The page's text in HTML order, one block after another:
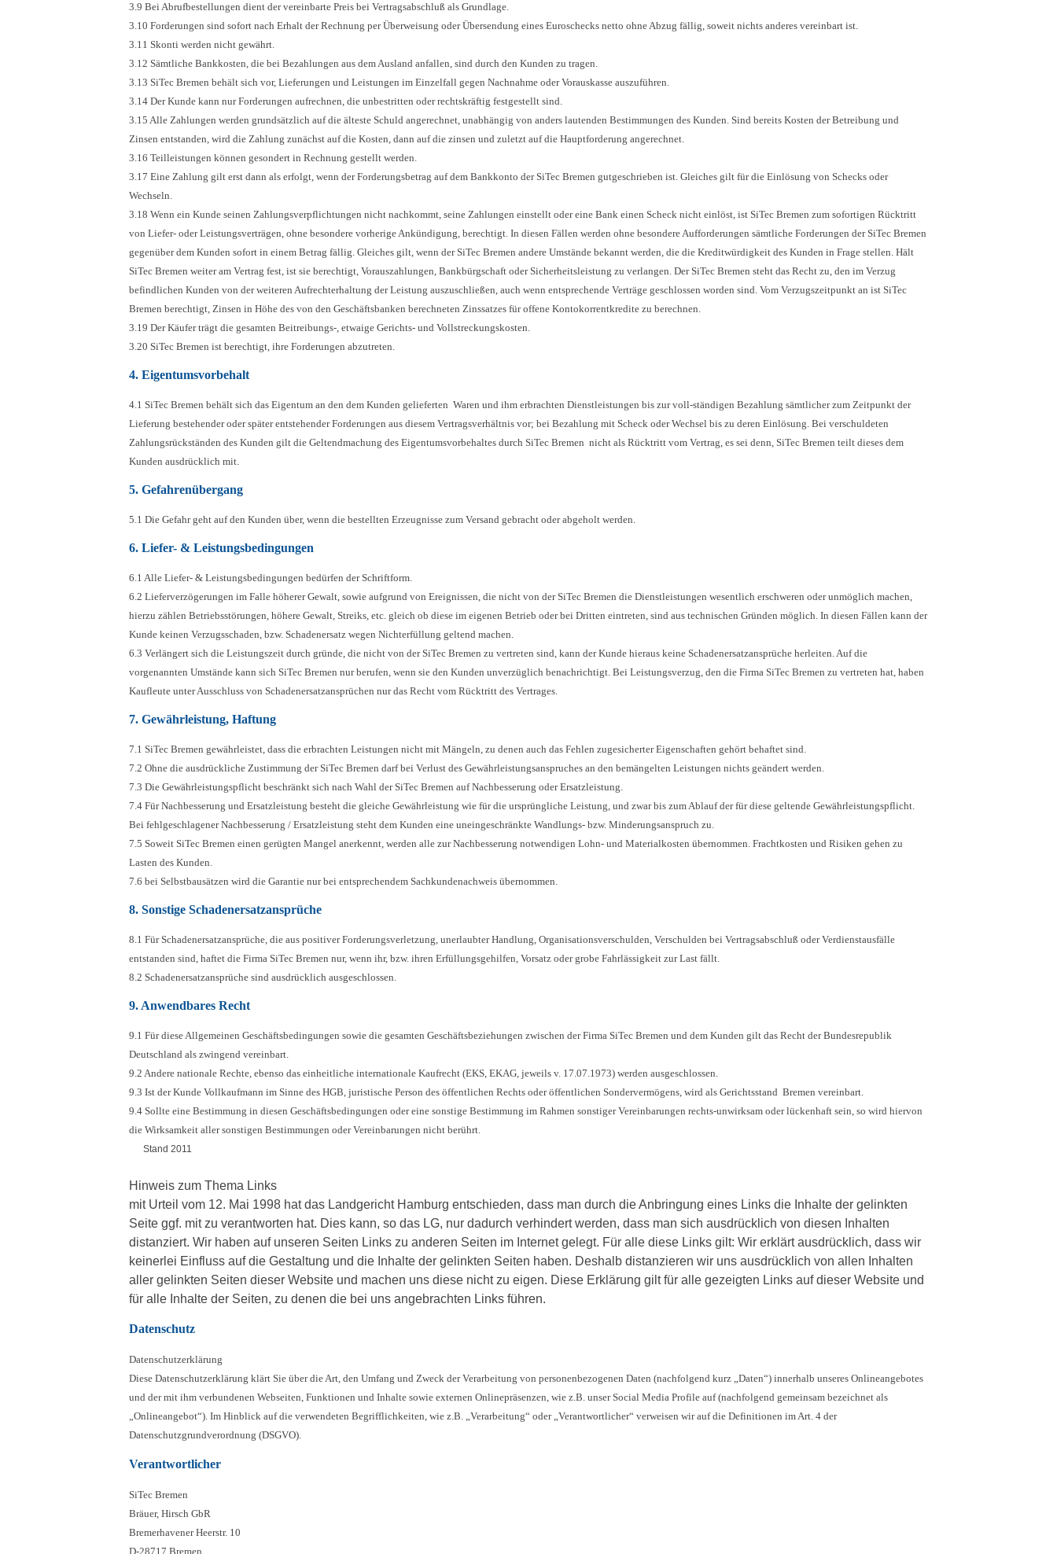
3.9 Bei Abrufbestellungen dient der vereinbarte Preis bei Vertragsabschluß als Grundlage.
3.10 Forderungen sind sofort nach Erhalt der Rechnung per Überweisung oder Übersendung eines Euroschecks netto ohne Abzug fällig, soweit nichts anderes vereinbart ist.
3.11 Skonti werden nicht gewährt.
3.12 Sämtliche Bankkosten, die bei Bezahlungen aus dem Ausland anfallen, sind durch den Kunden zu tragen.
3.13 SiTec Bremen behält sich vor, Lieferungen und Leistungen im Einzelfall gegen Nachnahme oder Vorauskasse auszuführen.
3.14 Der Kunde kann nur Forderungen aufrechnen, die unbestritten oder rechtskräftig festgestellt sind.
3.15 Alle Zahlungen werden grundsätzlich auf die älteste Schuld angerechnet, unabhängig von anders lautenden Bestimmungen des Kunden. Sind bereits Kosten der Betreibung und
Zinsen entstanden, wird die Zahlung zunächst auf die Kosten, dann auf die zinsen und zuletzt auf die Hauptforderung angerechnet.
3.16 Teilleistungen können gesondert in Rechnung gestellt werden.
3.17 Eine Zahlung gilt erst dann als erfolgt, wenn der Forderungsbetrag auf dem Bankkonto der SiTec Bremen gutgeschrieben ist. Gleiches gilt für die Einlösung von Schecks oder
Wechseln.
3.18 Wenn ein Kunde seinen Zahlungsverpflichtungen nicht nachkommt, seine Zahlungen einstellt oder eine Bank einen Scheck nicht einlöst, ist SiTec Bremen zum sofortigen Rücktritt
von Liefer- oder Leistungsverträgen, ohne besondere vorherige Ankündigung, berechtigt. In diesen Fällen werden ohne besondere Aufforderungen sämtliche Forderungen der SiTec Bremen
gegenüber dem Kunden sofort in einem Betrag fällig. Gleiches gilt, wenn der SiTec Bremen andere Umstände bekannt werden, die die Kreditwürdigkeit des Kunden in Frage stellen. Hält
SiTec Bremen weiter am Vertrag fest, ist sie berechtigt, Vorauszahlungen, Bankbürgschaft oder Sicherheitsleistung zu verlangen. Der SiTec Bremen steht das Recht zu, den im Verzug
befindlichen Kunden von der weiteren Aufrechterhaltung der Leistung auszuschließen, auch wenn entsprechende Verträge geschlossen worden sind. Vom Verzugszeitpunkt an ist SiTec
Bremen berechtigt, Zinsen in Höhe des von den Geschäftsbanken berechneten Zinssatzes für offene Kontokorrentkredite zu berechnen.
3.19 Der Käufer trägt die gesamten Beitreibungs-, etwaige Gerichts- und Vollstreckungskosten.
3.20 SiTec Bremen ist berechtigt, ihre Forderungen abzutreten.
4. Eigentumsvorbehalt
4.1 SiTec Bremen behält sich das Eigentum an den dem Kunden gelieferten Waren und ihm erbrachten Dienstleistungen bis zur voll-ständigen Bezahlung sämtlicher zum Zeitpunkt der
Lieferung bestehender oder später entstehender Forderungen aus diesem Vertragsverhältnis vor; bei Bezahlung mit Scheck oder Wechsel bis zu deren Einlösung. Bei verschuldeten
Zahlungsrückständen des Kunden gilt die Geltendmachung des Eigentumsvorbehaltes durch SiTec Bremen nicht als Rücktritt vom Vertrag, es sei denn, SiTec Bremen teilt dieses dem
Kunden ausdrücklich mit.
5. Gefahrenübergang
5.1 Die Gefahr geht auf den Kunden über, wenn die bestellten Erzeugnisse zum Versand gebracht oder abgeholt werden.
6. Liefer- & Leistungsbedingungen
6.1 Alle Liefer- & Leistungsbedingungen bedürfen der Schriftform.
6.2 Lieferverzögerungen im Falle höherer Gewalt, sowie aufgrund von Ereignissen, die nicht von der SiTec Bremen die Dienstleistungen wesentlich erschweren oder unmöglich machen,
hierzu zählen Betriebsstörungen, höhere Gewalt, Streiks, etc. gleich ob diese im eigenen Betrieb oder bei Dritten eintreten, sind aus technischen Gründen möglich. In diesen Fällen kann der
Kunde keinen Verzugsschaden, bzw. Schadenersatz wegen Nichterfüllung geltend machen.
6.3 Verlängert sich die Leistungszeit durch gründe, die nicht von der SiTec Bremen zu vertreten sind, kann der Kunde hieraus keine Schadenersatzansprüche herleiten. Auf die
vorgenannten Umstände kann sich SiTec Bremen nur berufen, wenn sie den Kunden unverzüglich benachrichtigt. Bei Leistungsverzug, den die Firma SiTec Bremen zu vertreten hat, haben
Kaufleute unter Ausschluss von Schadenersatzansprüchen nur das Recht vom Rücktritt des Vertrages.
7. Gewährleistung, Haftung
7.1 SiTec Bremen gewährleistet, dass die erbrachten Leistungen nicht mit Mängeln, zu denen auch das Fehlen zugesicherter Eigenschaften gehört behaftet sind.
7.2 Ohne die ausdrückliche Zustimmung der SiTec Bremen darf bei Verlust des Gewährleistungsanspruches an den bemängelten Leistungen nichts geändert werden.
7.3 Die Gewährleistungspflicht beschränkt sich nach Wahl der SiTec Bremen auf Nachbesserung oder Ersatzleistung.
7.4 Für Nachbesserung und Ersatzleistung besteht die gleiche Gewährleistung wie für die ursprüngliche Leistung, und zwar bis zum Ablauf der für diese geltende Gewährleistungspflicht.
Bei fehlgeschlagener Nachbesserung / Ersatzleistung steht dem Kunden eine uneingeschränkte Wandlungs- bzw. Minderungsanspruch zu.
7.5 Soweit SiTec Bremen einen gerügten Mangel anerkennt, werden alle zur Nachbesserung notwendigen Lohn- und Materialkosten übernommen. Frachtkosten und Risiken gehen zu
Lasten des Kunden.
7.6 bei Selbstbausätzen wird die Garantie nur bei entsprechendem Sachkundenachweis übernommen.
8. Sonstige Schadenersatzansprüche
8.1 Für Schadenersatzansprüche, die aus positiver Forderungsverletzung, unerlaubter Handlung, Organisationsverschulden, Verschulden bei Vertragsabschluß oder Verdienstausfälle
entstanden sind, haftet die Firma SiTec Bremen nur, wenn ihr, bzw. ihren Erfüllungsgehilfen, Vorsatz oder grobe Fahrlässigkeit zur Last fällt.
8.2 Schadenersatzansprüche sind ausdrücklich ausgeschlossen.
9. Anwendbares Recht
9.1 Für diese Allgemeinen Geschäftsbedingungen sowie die gesamten Geschäftsbeziehungen zwischen der Firma SiTec Bremen und dem Kunden gilt das Recht der Bundesrepublik
Deutschland als zwingend vereinbart.
9.2 Andere nationale Rechte, ebenso das einheitliche internationale Kaufrecht (EKS, EKAG, jeweils v. 17.07.1973) werden ausgeschlossen.
9.3 Ist der Kunde Vollkaufmann im Sinne des HGB, juristische Person des öffentlichen Rechts oder öffentlichen Sondervermögens, wird als Gerichtsstand Bremen vereinbart.
9.4 Sollte eine Bestimmung in diesen Geschäftsbedingungen oder eine sonstige Bestimmung im Rahmen sonstiger Vereinbarungen rechts-unwirksam oder lückenhaft sein, so wird hiervon
die Wirksamkeit aller sonstigen Bestimmungen oder Vereinbarungen nicht berührt.
Stand 2011
Hinweis zum Thema Links
mit Urteil vom 12. Mai 1998 hat das Landgericht Hamburg entschieden, dass man durch die Anbringung eines Links die Inhalte der gelinkten
Seite ggf. mit zu verantworten hat. Dies kann, so das LG, nur dadurch verhindert werden, dass man sich ausdrücklich von diesen Inhalten
distanziert. Wir haben auf unseren Seiten Links zu anderen Seiten im Internet gelegt. Für alle diese Links gilt: Wir erklärt ausdrücklich, dass wir
keinerlei Einfluss auf die Gestaltung und die Inhalte der gelinkten Seiten haben. Deshalb distanzieren wir uns ausdrücklich von allen Inhalten
aller gelinkten Seiten dieser Website und machen uns diese nicht zu eigen. Diese Erklärung gilt für alle gezeigten Links auf dieser Website und
für alle Inhalte der Seiten, zu denen die bei uns angebrachten Links führen.
Datenschutz
Datenschutzerklärung
Diese Datenschutzerklärung klärt Sie über die Art, den Umfang und Zweck der Verarbeitung von personenbezogenen Daten (nachfolgend kurz „Daten“) innerhalb unseres Onlineangebotes
und der mit ihm verbundenen Webseiten, Funktionen und Inhalte sowie externen Onlinepräsenzen, wie z.B. unser Social Media Profile auf (nachfolgend gemeinsam bezeichnet als
„Onlineangebot“). Im Hinblick auf die verwendeten Begrifflichkeiten, wie z.B. „Verarbeitung“ oder „Verantwortlicher“ verweisen wir auf die Definitionen im Art. 4 der
Datenschutzgrundverordnung (DSGVO).
Verantwortlicher
SiTec Bremen
Bräuer, Hirsch GbR
Bremerhavener Heerstr. 10
D-28717 Bremen